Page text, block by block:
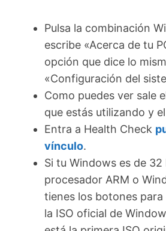
Pulsa la combinación
escribe «Acerca de tu
opción que dice lo
«Configuración del
Como puedes ver sale
que estás utilizando y
Entra a Health Check
vínculo.
Si tu Windows es de
procesador ARM o
tienes los botones para
la ISO oficial de